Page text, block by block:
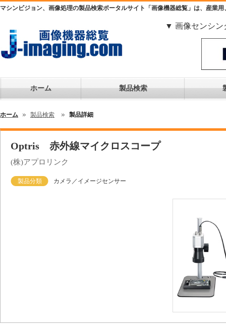
マシンビジョン、画像処理の製品検索ポータルサイト「画像機器総覧」は、産業
▼ 画像センシ
ホーム 製品検索
ホーム 製品検索 製品詳細
Optris 赤外線マイクロスコープ
(株)アプロリンク
製品分類 カメラ／イメージセンサー